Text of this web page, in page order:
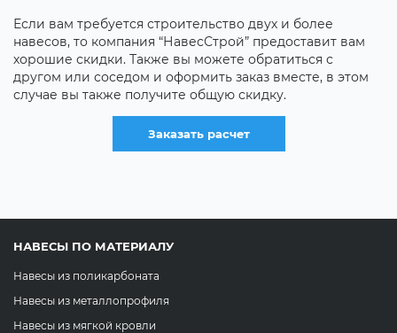
Если вам требуется строительство двух и более
навесов, то компания “НавесСтрой” предоставит вам
хорошие скидки. Также вы можете обратиться с
другом или соседом и оформить заказ вместе, в этом
случае вы также получите общую скидку.
Заказать расчет
НАВЕСЫ ПО МАТЕРИАЛУ
Навесы из поликарбоната
Навесы из металлопрофиля
Навесы из мягкой кровли